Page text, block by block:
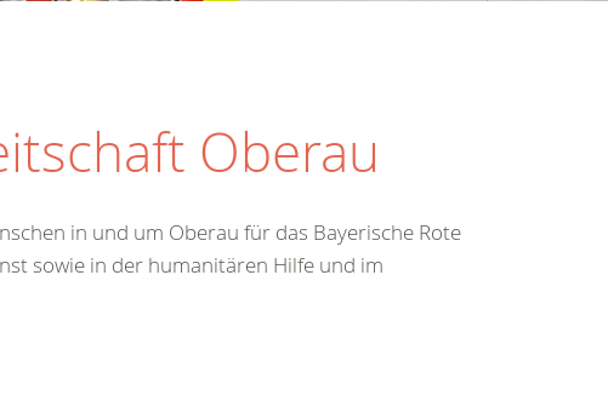
Oberau
in und um Oberau für das Bayerische Rote
sowie in der humanitären Hilfe und im